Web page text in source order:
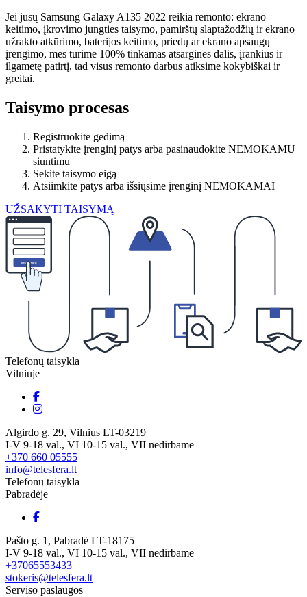
Jei jūsų Samsung Galaxy A135 2022 reikia remonto: ekrano
keitimo, įkrovimo jungties taisymo, pamirštų slaptažodžių ir ekrano
užrakto atkūrimo, baterijos keitimo, priedų ar ekrano apsaugų
įrengimo, mes turime 100% tinkamas atsargines dalis, įrankius ir
ilgametę patirtį, tad visus remonto darbus atiksime kokybiškai ir
greitai.
Taisymo procesas
Registruokite gedimą
Pristatykite įrenginį patys arba pasinaudokite NEMOKAMU
siuntimu
Sekite taisymo eigą
Atsiimkite patys arba išsiųsime įrenginį NEMOKAMAI
UŽSAKYTI TAISYMĄ
Telefonų taisykla
Vilniuje
Algirdo g. 29, Vilnius LT-03219
I-V 9-18 val., VI 10-15 val., VII nedirbame
+370 660 05555
info@telesfera.lt
Telefonų taisykla
Pabradėje
Pašto g. 1, Pabradė LT-18175
I-V 9-18 val., VI 10-15 val., VII nedirbame
+37065553433
stokeris@telesfera.lt
Serviso paslaugos